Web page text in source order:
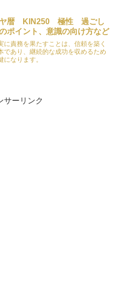
暦 KIN250 極性 過ごし
ポイント、意識の向け方など
に責務を果たすことは、信頼を築く
であり、継続的な成功を収めるため
になります。
サーリンク